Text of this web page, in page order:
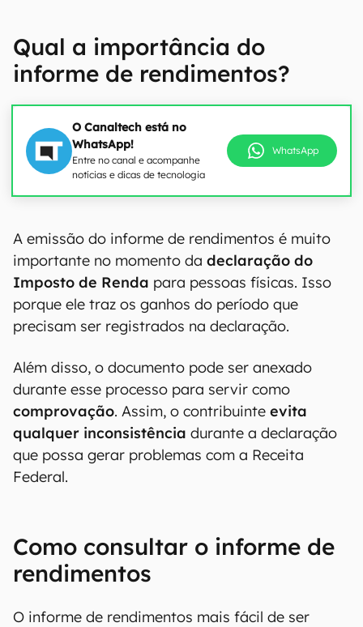
Qual a importância do
informe de rendimentos?
O Canaltech está no
WhatsApp!
Entre no canal e acompanhe
notícias e dicas de tecnologia
WhatsApp
A emissão do informe de rendimentos é muito
importante no momento da declaração do
Imposto de Renda para pessoas físicas. Isso
porque ele traz os ganhos do período que
precisam ser registrados na declaração.
Além disso, o documento pode ser anexado
durante esse processo para servir como
comprovação. Assim, o contribuinte evita
qualquer inconsistência durante a declaração
que possa gerar problemas com a Receita
Federal.
Como consultar o informe de
rendimentos
O informe de rendimentos mais fácil de ser